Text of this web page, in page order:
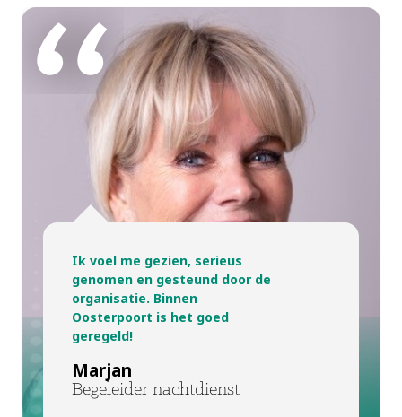
Ik voel me gezien, serieus
genomen en gesteund door de
organisatie. Binnen
Oosterpoort is het goed
geregeld!
Marjan
Begeleider nachtdienst